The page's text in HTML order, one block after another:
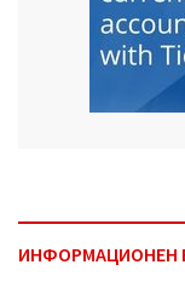
ИНФОРМАЦИОНЕН